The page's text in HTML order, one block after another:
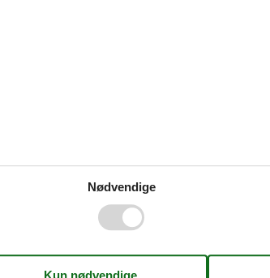
und Geschirr für große Gruppen und tollem
erreichen. Bäcker direkt im Haus-suuuper!!!!
500 m
An der Piste
I et boligområde eller i centrum
Byggestatus
Ferielejlighed
Nødvendige